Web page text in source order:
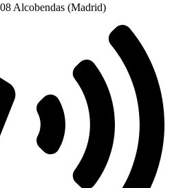
Alcobendas (Madrid)